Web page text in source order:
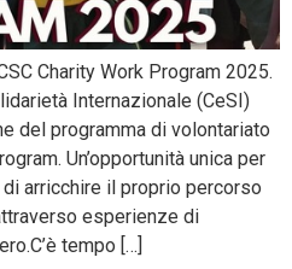
Charity Work Program 2025.
Internazionale (CeSI)
del programma di volontariato
Un’opportunità unica per
arricchire il proprio percorso
esperienze di
tempo […]